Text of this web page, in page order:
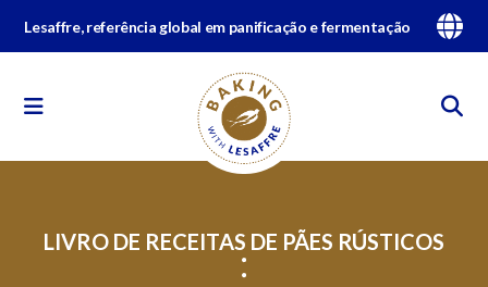
Lesaffre, referência global em panificação e fermentação
LIVRO DE RECEITAS DE PÃES RÚSTICOS